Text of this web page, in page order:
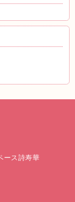
ース詩寿華